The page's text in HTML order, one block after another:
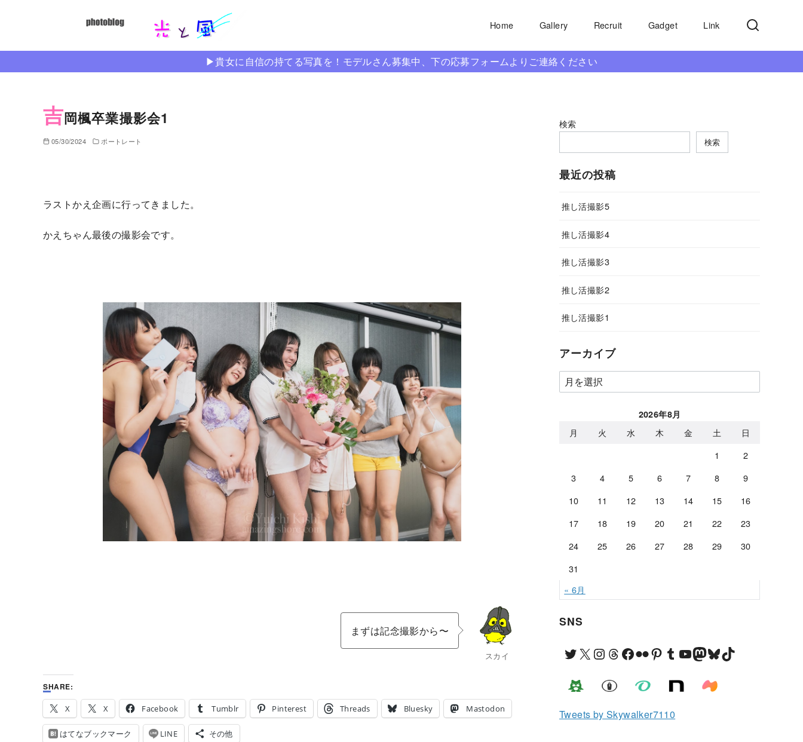
ツ
Home Gallery Recruit Gadget Link
▶︎貴女に自信の持てる写真を！モデルさん募集中、下の応募フォームよりご連絡ください
吉岡楓卒業撮影会1
05/30/2024 ポートレート
ラストかえ企画に行ってきました。
かえちゃん最後の撮影会です。
スカイ
まずは記念撮影から〜
SHARE:
X X Facebook Tumblr Pinterest Threads Bluesky Mastodon
はてなブックマーク LINE その他
検索
検索
最近の投稿
推し活撮影5
推し活撮影4
推し活撮影3
推し活撮影2
推し活撮影1
アーカイブ
ア
ー
2026年8月
月 火 水 木 金 土
日
1
2
3
4 5 6 7 8
9
10
11 12 13 14 15
16
17
18 19 20 21 22
23
24
25 26 27 28 29
30
31
« 6月
SNS
Twitter X Instagram Threads Facebook Flickr Pinterest Tumblr YouTube Mastodon Bluesky TikTok
Tweets by Skywalker7110